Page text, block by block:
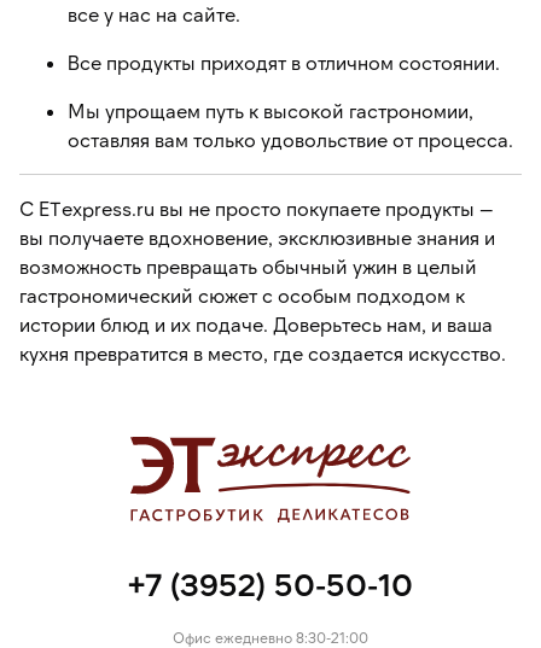
все у нас на сайте.
Все продукты приходят в отличном состоянии.
Мы упрощаем путь к высокой гастрономии,
оставляя вам только удовольствие от процесса.
С ETexpress.ru вы не просто покупаете продукты —
вы получаете вдохновение, эксклюзивные знания и
возможность превращать обычный ужин в целый
гастрономический сюжет с особым подходом к
истории блюд и их подаче. Доверьтесь нам, и ваша
кухня превратится в место, где создается искусство.
+7 (3952) 50-50-10
Офис ежедневно 8:30-21:00